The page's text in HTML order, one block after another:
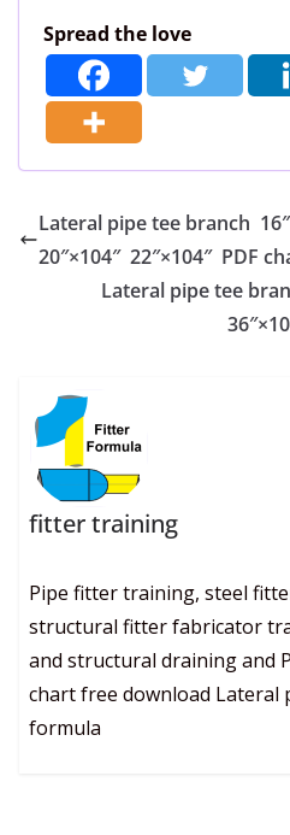
Spread the love
Lateral pipe tee branch
20″×104″ 22″×104″ PDF
Lateral pipe tee
fitter training
Pipe fitter training, steel
structural fitter fabricator
and structural draining and
chart free download Lateral
formula